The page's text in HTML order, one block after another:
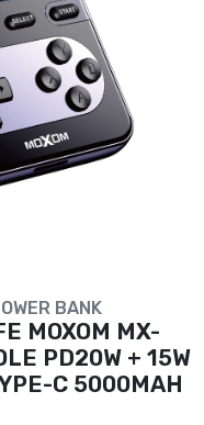
BANK
MOXOM MX-
PD20W + 15W
C 5000MAH